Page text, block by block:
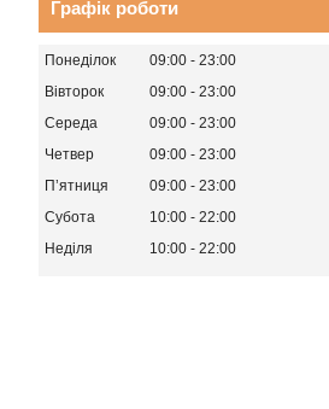
Графік роботи
Понеділок 09:00
23:00
Вівторок
09:00
23:00
Середа
09:00
23:00
Четвер
09:00
23:00
Пʼятниця
09:00
23:00
Субота
10:00
22:00
Неділя
10:00 22:00